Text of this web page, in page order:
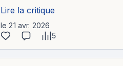
Lire la critique
le 21 avr. 2026
5